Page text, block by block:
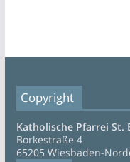
Copyright
Katholische Pfarrei St.
Borkestraße 4
65205 Wiesbaden-